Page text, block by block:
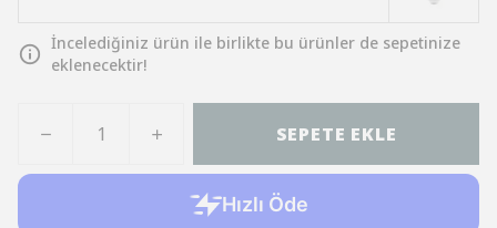
İncelediğiniz ürün ile birlikte bu ürünler de sepetinize
eklenecektir!
SEPETE EKLE